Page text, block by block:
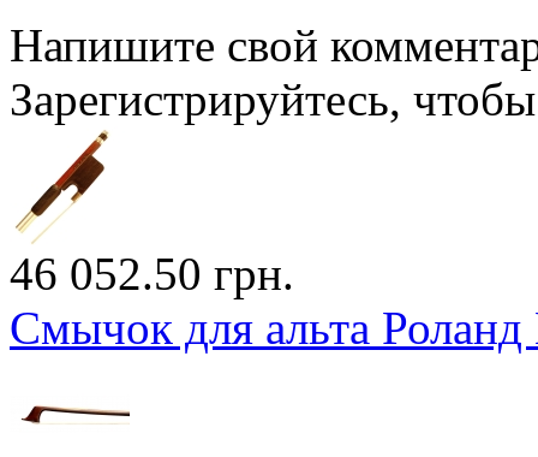
Напишите свой
Зарегистрируйтесь,
46 052.50 грн.
Смычок для альта